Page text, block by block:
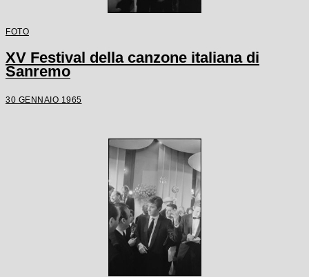
FOTO
XV Festival della canzone italiana di
Sanremo
30 GENNAIO 1965